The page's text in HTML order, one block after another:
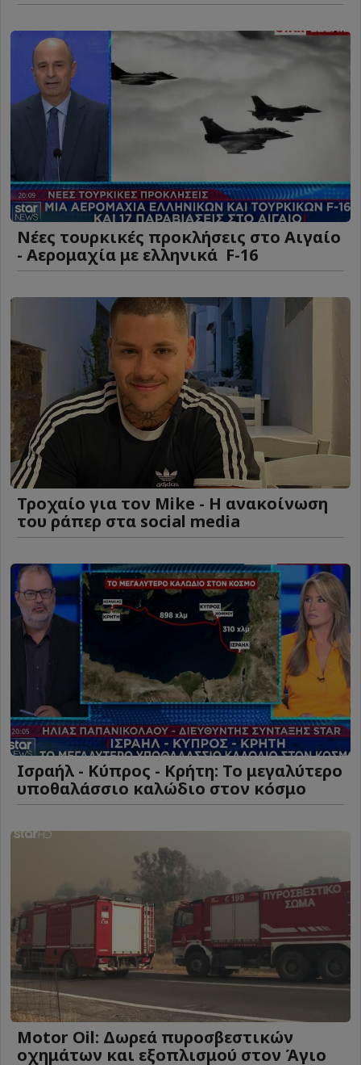
Νέες τουρκικές προκλήσεις στο Αιγαίο
- Αερομαχία με ελληνικά F-16
Τροχαίο για τον Mike - Η ανακοίνωση
του ράπερ στα social media
Ισραήλ - Κύπρος - Κρήτη: Το μεγαλύτερο
υποθαλάσσιο καλώδιο στον κόσμο
Motor Oil: Δωρεά πυροσβεστικών
οχημάτων και εξοπλισμού στον Άγιο